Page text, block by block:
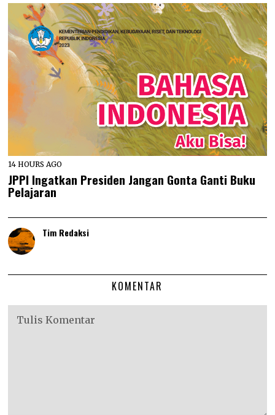
14 HOURS AGO
JPPI Ingatkan Presiden Jangan Gonta Ganti Buku
Pelajaran
Tim Redaksi
KOMENTAR